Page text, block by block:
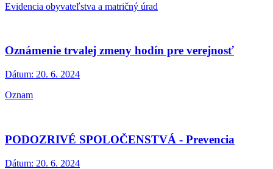
Evidencia obyvateľstva a matričný úrad
Oznámenie trvalej zmeny hodín pre verejnosť
Dátum: 20. 6. 2024
Oznam
PODOZRIVÉ SPOLOČENSTVÁ - Prevencia
Dátum: 20. 6. 2024